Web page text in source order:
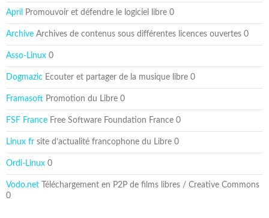
April Promouvoir et défendre le logiciel libre 0
Archive Archives de contenus sous différentes licences ouvertes 0
Asso-Linux 0
Dogmazic Ecouter et partager de la musique libre 0
Framasoft Promotion du Libre 0
FSF France Free Software Foundation France 0
Linux fr site d’actualité francophone du Libre 0
Ordi-Linux 0
Vodo.net Téléchargement en P2P de films libres / Creative Commons
0